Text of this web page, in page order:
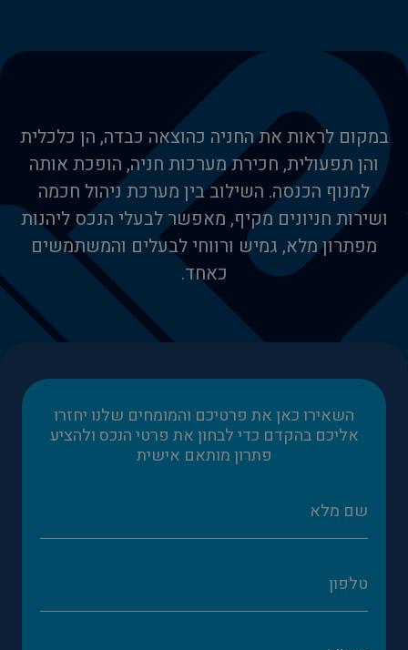
במקום לראות את החניה כהוצאה כבדה, הן כלכלית
והן תפעולית, חכירת מערכות חניה, הופכת אותה
למנוף הכנסה. השילוב בין מערכת ניהול חכמה
ושירות חניונים מקיף, מאפשר לבעלי הנכס ליהנות
מפתרון מלא, גמיש ורווחי לבעלים והמשתמשים
כאחד.
השאירו כאן את פרטיכם והמומחים שלנו יחזרו
אליכם בהקדם כדי לבחון את פרטי הנכס ולהציע
פתרון מותאם אישית